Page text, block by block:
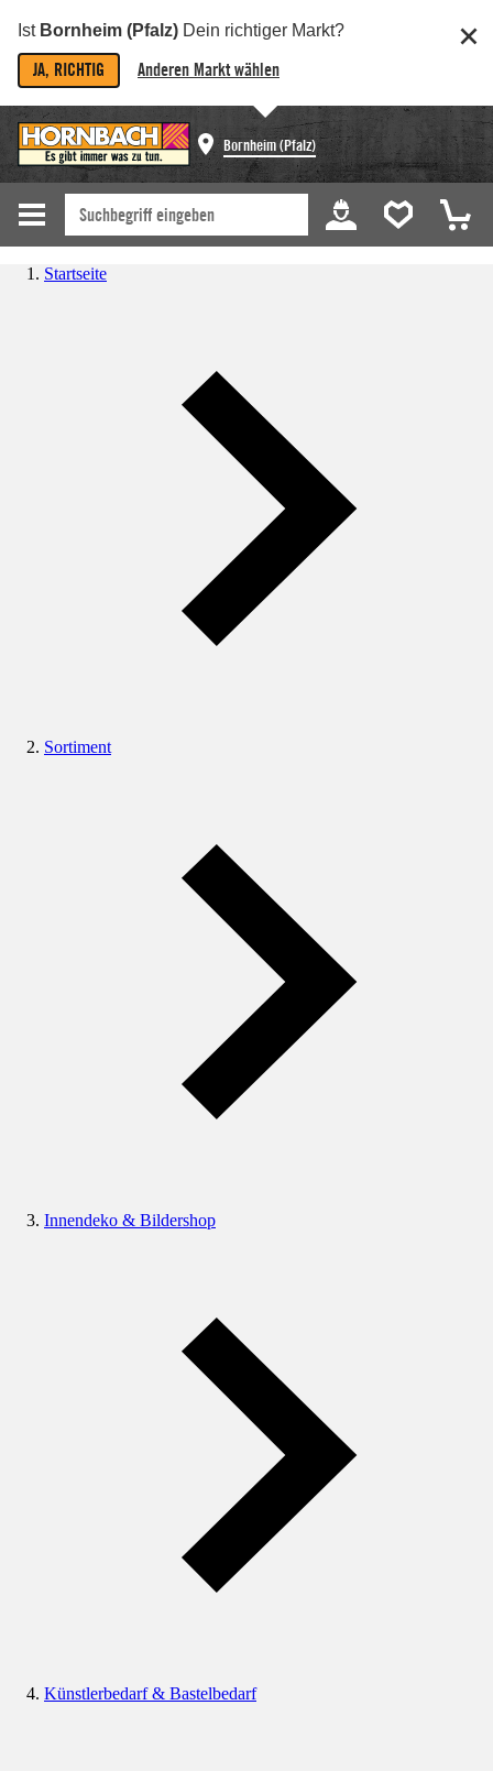
Ist Bornheim (Pfalz) Dein richtiger Markt?
JA, RICHTIG Anderen Markt wählen
Bornheim (Pfalz)
Startseite
Sortiment
Innendeko & Bildershop
Künstlerbedarf & Bastelbedarf